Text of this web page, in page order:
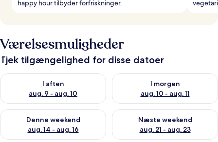
happy hour tilbyder forfriskninger.
Værelsesmuligheder
Tjek tilgængelighed for disse datoer
I aften
aug. 9 - aug. 10
Tjek tilgængelighed for i aften aug. 9 - aug. 10
I morgen
aug. 10 - aug. 11
Tjek tilgængelighed for i
Denne weekend
aug. 14 - aug. 16
Tjek tilgængelighed for denne weekend aug. 14 - aug. 16
Næste weekend
aug. 21 - aug. 23
Tjek tilgængelighed for næste